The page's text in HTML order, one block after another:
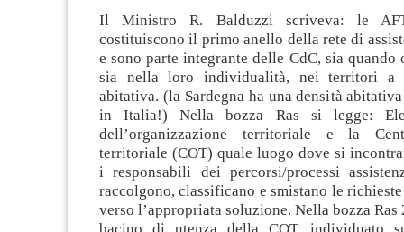
Il Ministro R. Balduzzi scriveva: le
costituiscono il primo anello della rete di
e sono parte integrante delle CdC, sia quando
sia nella loro individualità, nei territori a
abitativa. (la Sardegna ha una densità
in Italia!) Nella bozza Ras si legge:
dell’organizzazione territoriale e la
territoriale (COT) quale luogo dove si
i responsabili dei percorsi/processi
raccolgono, classificano e smistano le
verso l’appropriata soluzione. Nella bozza
bacino di utenza della COT, individuato